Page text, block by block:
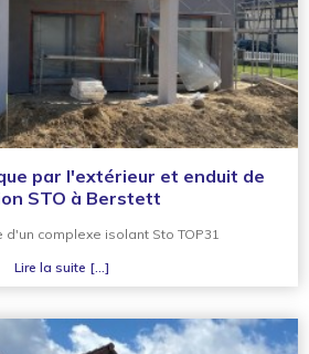
par l'extérieur et enduit de
STO à Berstett
d'un complexe isolant Sto TOP31
Lire la suite [...]